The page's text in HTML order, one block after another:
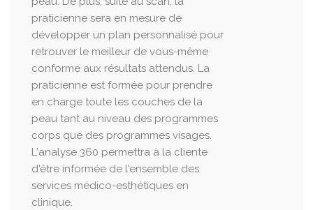
praticienne sera en mesure de
développer un plan personnalisé pour
retrouver le meilleur de vous-même
conforme aux résultats attendus. La
praticienne est formée pour prendre
en charge toute les couches de la
peau tant au niveau des programmes
corps que des programmes visages.
L'analyse 360 permettra à la cliente
d'être informée de l'ensemble des
services médico-esthétiques en
clinique.